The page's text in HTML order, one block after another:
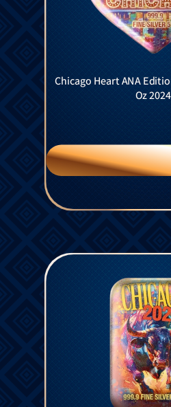
Chicago Heart ANA
Oz 2024